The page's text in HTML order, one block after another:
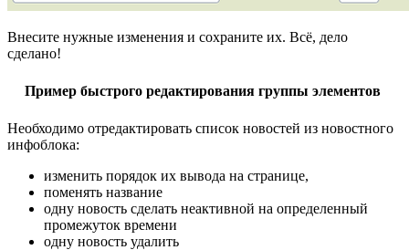
Внесите нужные изменения и сохраните их. Всё, дело
сделано!
Пример быстрого редактирования группы элементов
Необходимо отредактировать список новостей из новостного
инфоблока:
изменить порядок их вывода на странице,
поменять название
одну новость сделать неактивной на определенный
промежуток времени
одну новость удалить